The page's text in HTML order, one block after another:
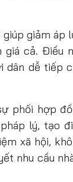
giảm áp
cả. Điều
dân dễ tiếp
phối hợp
lý, tạo
xã hội,
nhu cầu